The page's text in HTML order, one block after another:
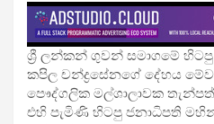
ශ්‍රී ලන්කන් ගුවන් සමාගමේ හිටපු
කපිල චන්ද්‍රසේනගේ දේහය
පෞද්ගලික මල්ශාලාවක
එහි පැමිණි හිටපු ජනාධිපති